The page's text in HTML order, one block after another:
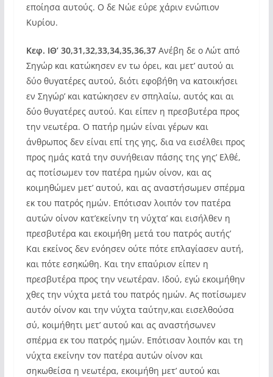
εποίησα αυτούς. Ο δε Νώε εύρε χάριν ενώπιον
Κυρίου.
Κεφ. ΙΘ’ 30,31,32,33,34,35,36,37Ανέβη δε ο Λώτ από
Σηγώρ και κατώκησεν εν τω όρει, και μετ’ αυτού αι
δύο θυγατέρες αυτού, διότι εφοβήθη να κατοικήσει
εν Σηγώρ’ και κατώκησεν εν σπηλαίω, αυτός και αι
δύο θυγατέρες αυτού. Και είπεν η πρεσβυτέρα προς
την νεωτέρα. Ο πατήρ ημών είναι γέρων και
άνθρωπος δεν είναι επί της γης, δια να εισέλθει προς
προς ημάς κατά την συνήθειαν πάσης της γης’ Ελθέ,
ας ποτίσωμεν τον πατέρα ημών οίνον, και ας
κοιμηθώμεν μετ’ αυτού, και ας αναστήσωμεν σπέρμα
εκ του πατρός ημών. Επότισαν λοιπόν τον πατέρα
αυτών οίνον κατ’εκείνην τη νύχτα’ και εισήλθεν η
πρεσβυτέρα και εκοιμήθη μετά του πατρός αυτής’
Και εκείνος δεν ενόησεν ούτε πότε επλαγίασεν αυτή,
και πότε εσηκώθη. Και την επαύριον είπεν η
πρεσβυτέρα προς την νεωτέραν. Ιδού, εγώ εκοιμήθην
χθες την νύχτα μετά του πατρός ημών. Ας ποτίσωμεν
αυτόν οίνον και την νύχτα ταύτην,και εισελθούσα
σύ, κοιμήθητι μετ’ αυτού και ας αναστήσωνεν
σπέρμα εκ του πατρός ημών. Επότισαν λοιπόν και τη
νύχτα εκείνην τον πατέρα αυτών οίνον και
σηκωθείσα η νεωτέρα, εκοιμήθη μετ’ αυτού και